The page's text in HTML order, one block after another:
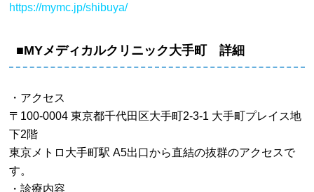
https://mymc.jp/shibuya/
■MYメディカルクリニック大手町 詳細
・アクセス
〒100-0004 東京都千代田区大手町2-3-1 大手町プレイス地
下2階
東京メトロ大手町駅 A5出口から直結の抜群のアクセスで
す。
・診療内容